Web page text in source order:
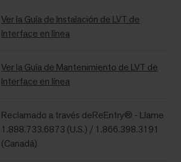
Ver la Guía de Instalación de LVT de
Interface en línea
Ver la Guía de Mantenimiento de LVT de
Interface en línea
Reclamado a través deReEntry® - Llame
1.888.733.6873 (U.S.) / 1.866.398.3191
(Canadá)